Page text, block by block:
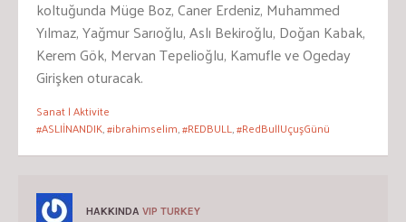
koltuğunda Müge Boz, Caner Erdeniz, Muhammed
Yılmaz, Yağmur Sarıoğlu, Aslı Bekiroğlu, Doğan Kabak,
Kerem Gök, Mervan Tepelioğlu, Kamufle ve Ogeday
Girişken oturacak.
Sanat | Aktivite
#ASLIİNANDIK,#ibrahimselim,#REDBULL,#RedBullUçuşGünü
HAKKINDA VIP TURKEY